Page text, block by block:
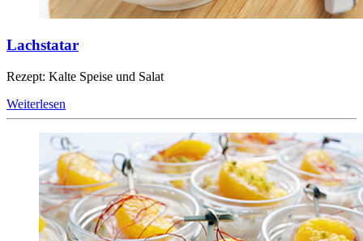
Lachstatar
Rezept: Kalte Speise und Salat
Weiterlesen